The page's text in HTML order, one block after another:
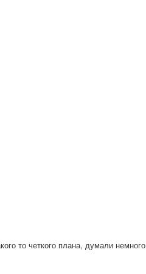
то четкого плана, думали немного